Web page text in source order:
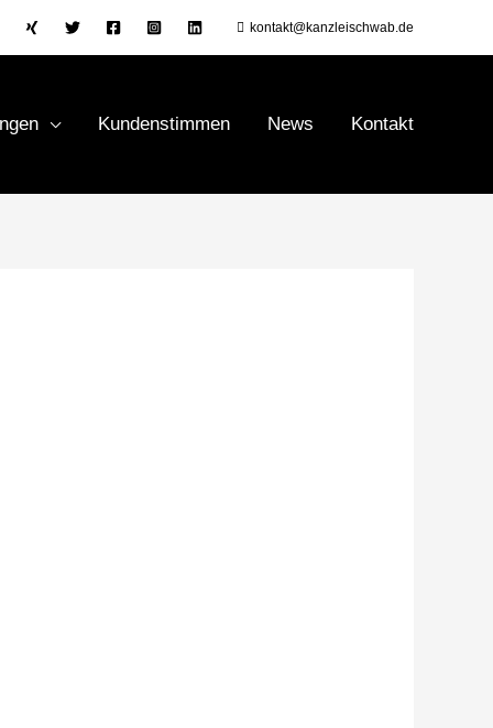
kontakt@kanzleischwab.de
Kundenstimmen News Kontakt